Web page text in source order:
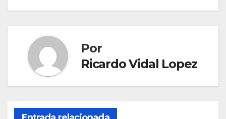
entradas
Por
Ricardo Vidal Lopez